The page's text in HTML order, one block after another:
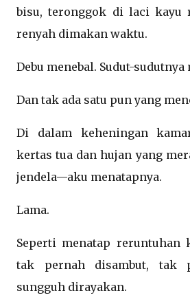
bisu, teronggok di laci kayu
renyah dimakan waktu.
Debu menebal. Sudut-
Dan tak ada satu pun yang
Di dalam keheningan
kertas tua dan hujan yang
jendela—aku menatapnya.
Lama.
Seperti menatap reruntuhan
tak pernah disambut, tak
sungguh dirayakan.